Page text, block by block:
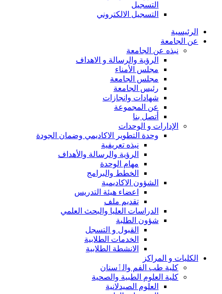
التسجيل
التسجيل الالكتروني
الرئيسية
عن الجامعة
نبذه عن الجامعة
الرؤية والرسالة و الاهداف
مجلس الأمناء
مجلس الجامعة
رئيس الجامعة
شهادات وانجازات
عن المجموعة
أتصل بنا
الإدارات و الوحدات
وحدة التطوير الاكاديمي وضمان الجودة
نبذه تعريفية
الرؤية والرسالة والأهداف
مهام الوحدة
الخطط والبرامج
الشؤون الاكاديمية
اعضاء هيئة التدريس
تقديم ملف
الدراسات العليا والبحث العلمي
شؤون الطلبة
القبول و التسجل
الخدمات الطلابية
الانشطة الطلابية
الكليات و المراكز
كلية طب الفم والٲسنان
كلية العلوم الطبية والصحية
العلوم الصيدلانية